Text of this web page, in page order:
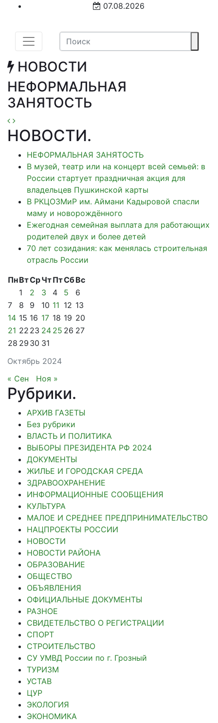
07.08.2026
НОВОСТИ
НЕФОРМАЛЬНАЯ
ЗАНЯТОСТЬ
НОВОСТИ.
НЕФОРМАЛЬНАЯ ЗАНЯТОСТЬ
В музей, театр или на концерт всей семьей: в
России стартует праздничная акция для
владельцев Пушкинской карты
В РКЦОЗМиР им. Аймани Кадыровой спасли
маму и новорождённого
Ежегодная семейная выплата для работающих
родителей двух и более детей
70 лет созидания: как менялась строительная
отрасль России
Октябрь 2024
ПнВтСрЧтПтСбВс
1
2 3 4 5
6
7
8 9 10 11 12 13
14 15 16 17 18 19 20
21 22 23 24 25 26 27
28 29 30 31
« Сен Ноя »
Рубрики.
АРХИВ ГАЗЕТЫ
Без рубрики
ВЛАСТЬ И ПОЛИТИКА
ВЫБОРЫ ПРЕЗИДЕНТА РФ 2024
ДОКУМЕНТЫ
ЖИЛЬЕ И ГОРОДСКАЯ СРЕДА
ЗДРАВООХРАНЕНИЕ
ИНФОРМАЦИОННЫЕ СООБЩЕНИЯ
КУЛЬТУРА
МАЛОЕ И СРЕДНЕЕ ПРЕДПРИНИМАТЕЛЬСТВО
НАЦПРОЕКТЫ РОССИИ
НОВОСТИ
НОВОСТИ РАЙОНА
ОБРАЗОВАНИЕ
ОБЩЕСТВО
ОБЪЯВЛЕНИЯ
ОФИЦИАЛЬНЫЕ ДОКУМЕНТЫ
РАЗНОЕ
СВИДЕТЕЛЬСТВО О РЕГИСТРАЦИИ
СПОРТ
СТРОИТЕЛЬСТВО
СУ УМВД России по г. Грозный
ТУРИЗМ
УСТАВ
ЦУР
ЭКОЛОГИЯ
ЭКОНОМИКА